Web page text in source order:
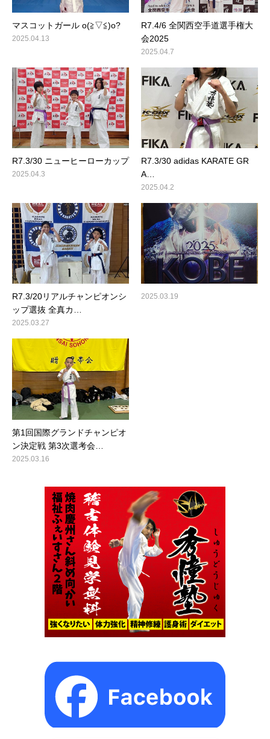
マスコットガール o(≧▽≦)o?
2025.04.13
R7.4/6 全関西空手道選手権大
会2025
2025.04.7
R7.3/30 ニューヒーローカップ
2025.04.3
R7.3/30 adidas KARATE GR
A…
2025.04.2
R7.3/20リアルチャンピオンシ
ップ選抜 全真カ…
2025.03.27
2025.03.19
第1回国際グランドチャンピオ
ン決定戦 第3次選考会…
2025.03.16